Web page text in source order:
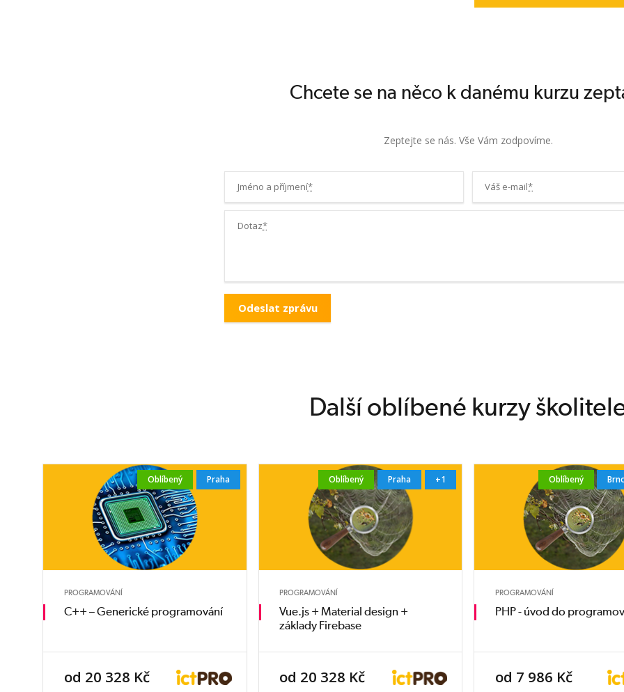
Chcete se na něco k danému kurzu
Zeptejte se nás. Vše Vám zodpovíme.
Jméno a příjmení* Váš e-mail*
Dotaz*
Další oblíbené kurzy
Oblíbený Praha
PROGRAMOVÁNÍ
C++ – Generické programování
od 20 328 Kč
Oblíbený Praha +1
PROGRAMOVÁNÍ
Vue.js + Material design +
základy Firebase
od 20 328 Kč
Oblíbený
PROGRAMOVÁNÍ
PHP - úvod do
od 7 986 Kč